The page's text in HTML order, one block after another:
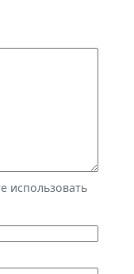
использовать